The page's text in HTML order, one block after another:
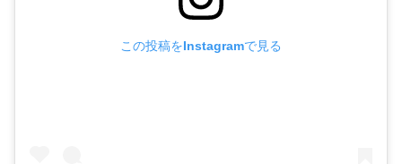
この投稿をInstagramで見る